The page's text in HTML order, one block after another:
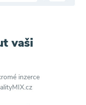
vaši
inzerce